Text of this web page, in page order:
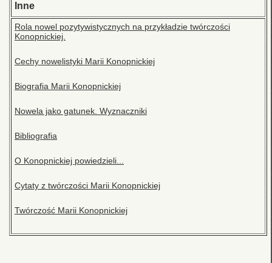
Inne
Rola nowel pozytywistycznych na przykładzie twórczości
Konopnickiej.
Cechy nowelistyki Marii Konopnickiej
Biografia Marii Konopnickiej
Nowela jako gatunek. Wyznaczniki
Bibliografia
O Konopnickiej powiedzieli...
Cytaty z twórczości Marii Konopnickiej
Twórczość Marii Konopnickiej